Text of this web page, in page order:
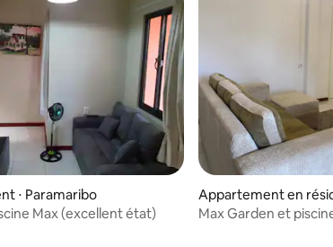
⋅ Paramaribo
Max (excellent état)
Appartement en
o
Max Garden et